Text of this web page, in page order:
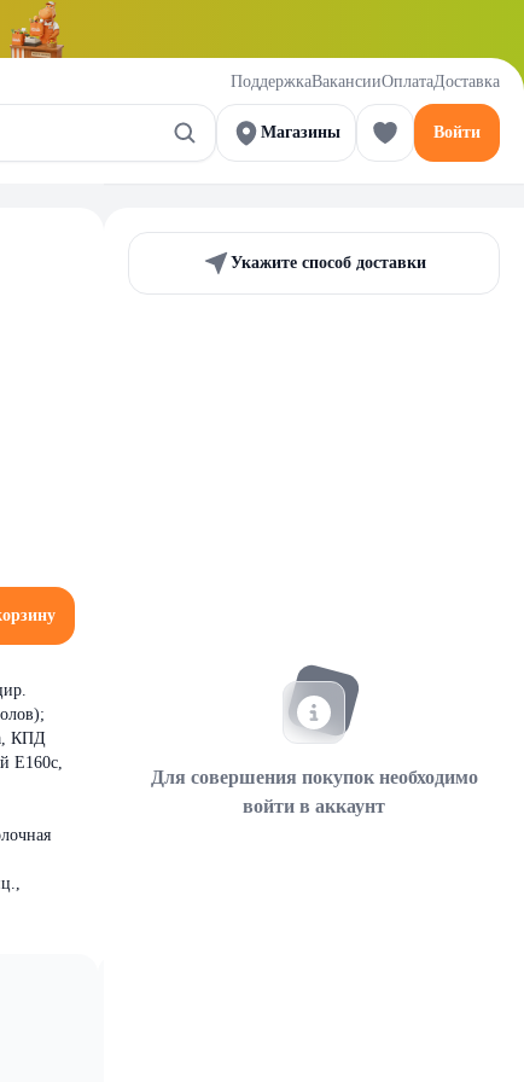
ПоддержкаВакансииОплатаДоставка
Магазины Войти
КПД
Е160с,
Укажите способ доставки
Для совершения покупок необходимо
войти в аккаунт